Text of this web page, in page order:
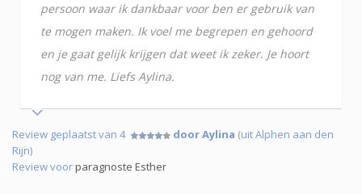
persoon waar ik dankbaar voor ben er gebruik van
te mogen maken. Ik voel me begrepen en gehoord
en je gaat gelijk krijgen dat weet ik zeker. Je hoort
nog van me. Liefs Aylina.
Review geplaatst van 4 door Aylina (uit Alphen aan den
Rijn)
Review voorparagnoste Esther